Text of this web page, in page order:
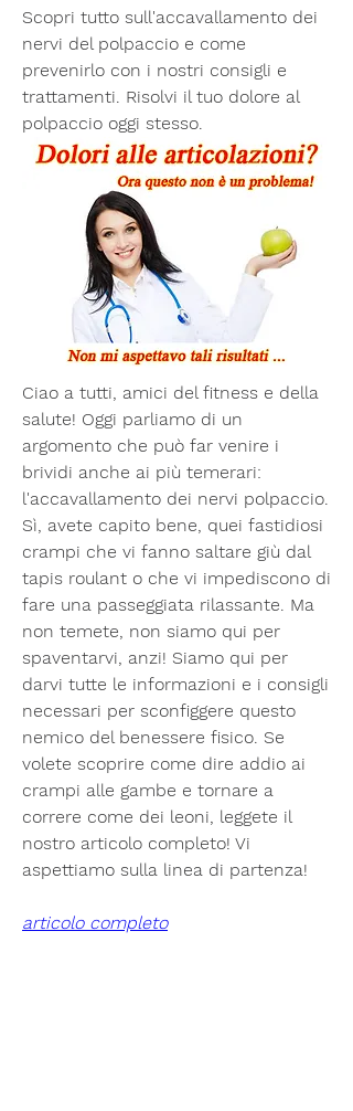
Scopri tutto sull'accavallamento dei
nervi del polpaccio e come
prevenirlo con i nostri consigli e
trattamenti. Risolvi il tuo dolore al
polpaccio oggi stesso.
Ciao a tutti, amici del fitness e della
salute! Oggi parliamo di un
argomento che può far venire i
brividi anche ai più temerari:
l'accavallamento dei nervi polpaccio.
Sì, avete capito bene, quei fastidiosi
crampi che vi fanno saltare giù dal
tapis roulant o che vi impediscono di
fare una passeggiata rilassante. Ma
non temete, non siamo qui per
spaventarvi, anzi! Siamo qui per
darvi tutte le informazioni e i consigli
necessari per sconfiggere questo
nemico del benessere fisico. Se
volete scoprire come dire addio ai
crampi alle gambe e tornare a
correre come dei leoni, leggete il
nostro articolo completo! Vi
aspettiamo sulla linea di partenza!
articolo completo